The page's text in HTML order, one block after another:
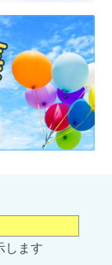
します